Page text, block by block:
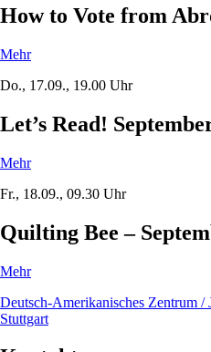
How to Vote from
Mehr
Do., 17.09., 19.00 Uhr
Let’s Read!
Mehr
Fr., 18.09., 09.30 Uhr
Quilting Bee –
Mehr
Deutsch-Amerikanisches Zentrum /
Stuttgart